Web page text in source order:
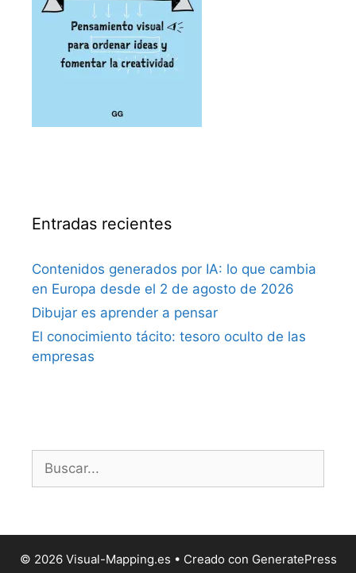
Entradas recientes
Contenidos generados por IA: lo que cambia
en Europa desde el 2 de agosto de 2026
Dibujar es aprender a pensar
El conocimiento tácito: tesoro oculto de las
empresas
Buscar:
© 2026 Visual-Mapping.es • Creado con GeneratePress